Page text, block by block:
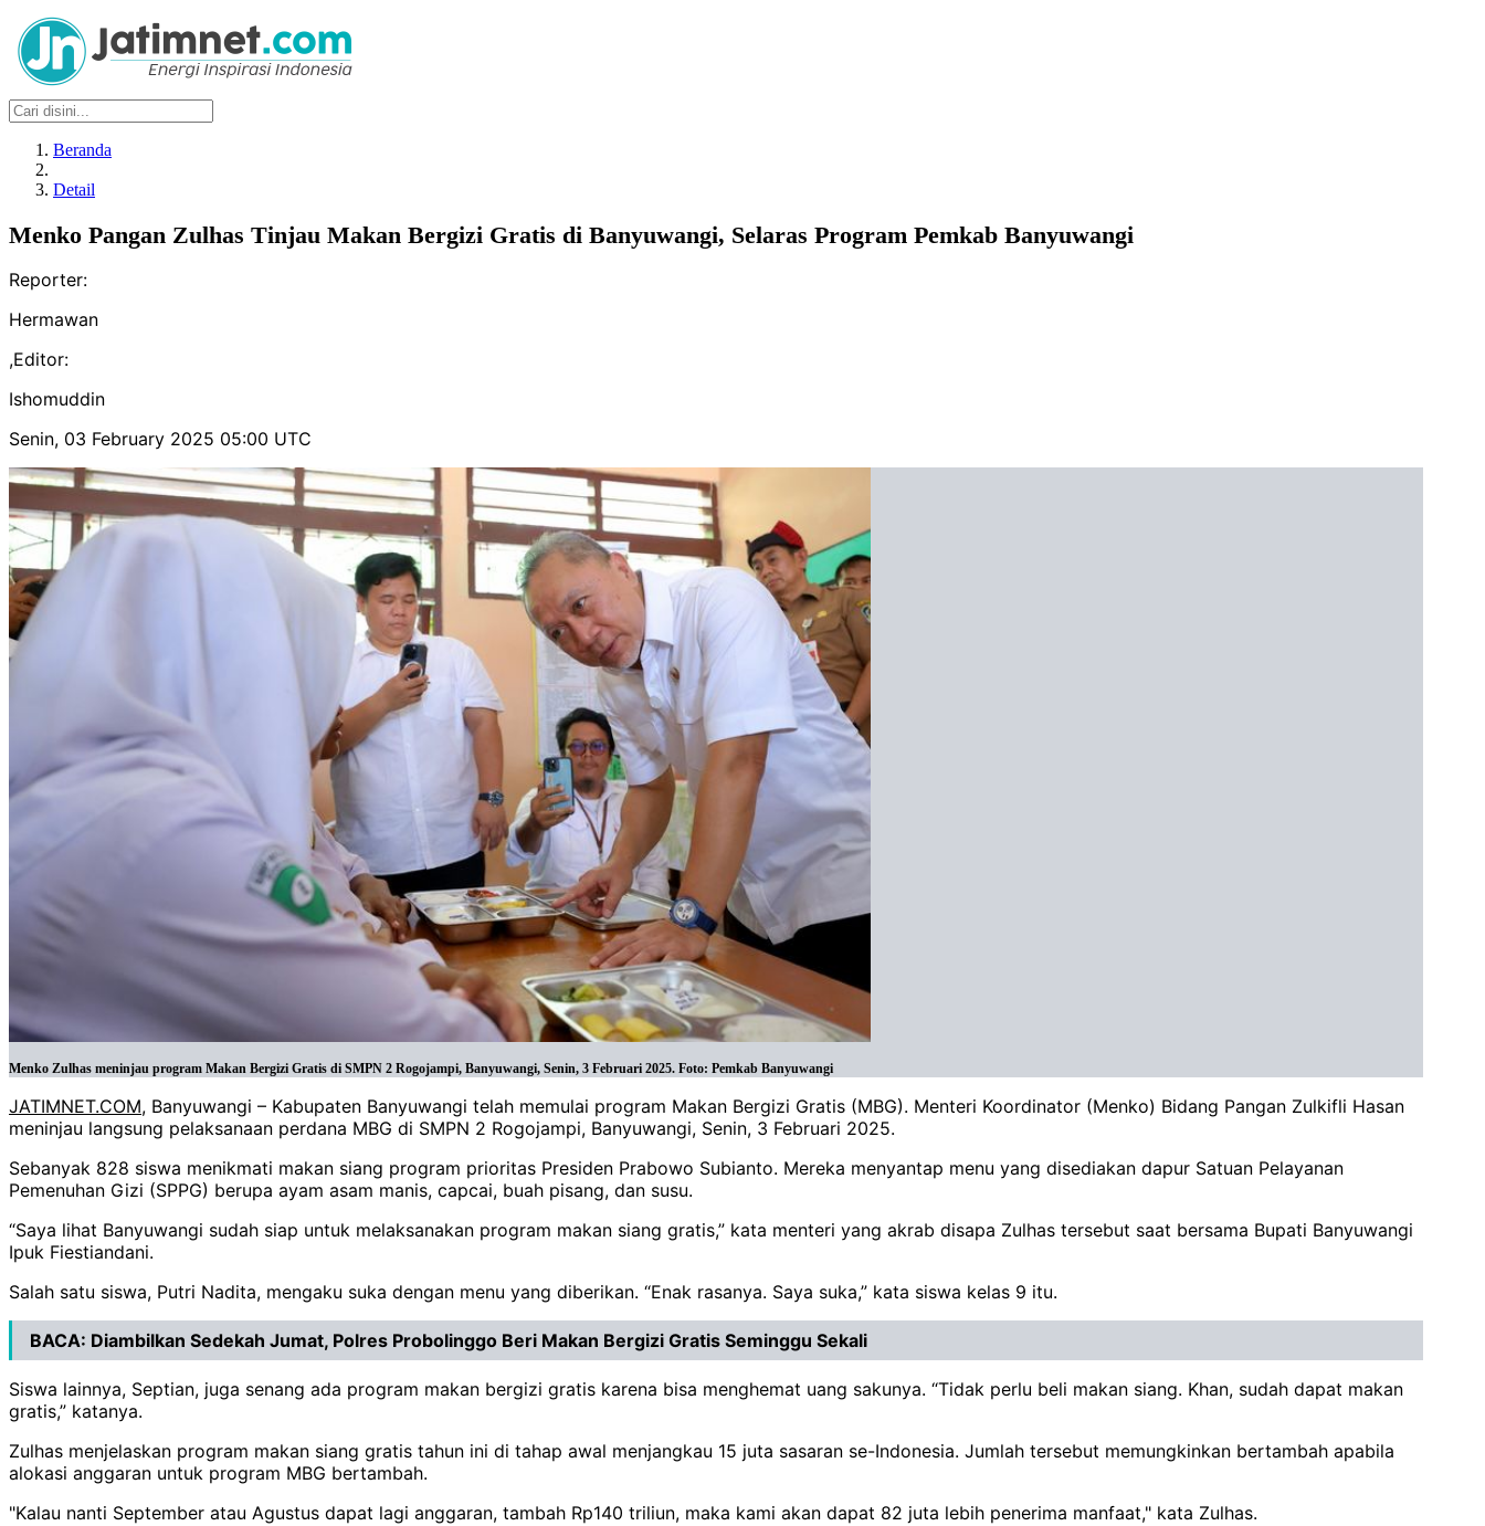
Beranda
Detail
Menko Pangan Zulhas Tinjau Makan Bergizi Gratis di Banyuwangi, Selaras Program Pemkab Banyuwangi
Reporter:
Hermawan
,Editor:
Ishomuddin
Senin, 03 February 2025 05:00 UTC
Menko Zulhas meninjau program Makan Bergizi Gratis di SMPN 2 Rogojampi, Banyuwangi, Senin, 3 Februari 2025. Foto: Pemkab Banyuwangi
JATIMNET.COM, Banyuwangi – Kabupaten Banyuwangi telah memulai program Makan Bergizi Gratis (MBG). Menteri Koordinator (Menko) Bidang Pangan Zulkifli Hasan
meninjau langsung pelaksanaan perdana MBG di SMPN 2 Rogojampi, Banyuwangi, Senin, 3 Februari 2025.
Sebanyak 828 siswa menikmati makan siang program prioritas Presiden Prabowo Subianto. Mereka menyantap menu yang disediakan dapur Satuan Pelayanan
Pemenuhan Gizi (SPPG) berupa ayam asam manis, capcai, buah pisang, dan susu.
“Saya lihat Banyuwangi sudah siap untuk melaksanakan program makan siang gratis,” kata menteri yang akrab disapa Zulhas tersebut saat bersama Bupati Banyuwangi
Ipuk Fiestiandani.
Salah satu siswa, Putri Nadita, mengaku suka dengan menu yang diberikan. “Enak rasanya. Saya suka,” kata siswa kelas 9 itu.
BACA: Diambilkan Sedekah Jumat, Polres Probolinggo Beri Makan Bergizi Gratis Seminggu Sekali
Siswa lainnya, Septian, juga senang ada program makan bergizi gratis karena bisa menghemat uang sakunya. “Tidak perlu beli makan siang. Khan, sudah dapat makan
gratis,” katanya.
Zulhas menjelaskan program makan siang gratis tahun ini di tahap awal menjangkau 15 juta sasaran se-Indonesia. Jumlah tersebut memungkinkan bertambah apabila
alokasi anggaran untuk program MBG bertambah.
"Kalau nanti September atau Agustus dapat lagi anggaran, tambah Rp140 triliun, maka kami akan dapat 82 juta lebih penerima manfaat," kata Zulhas.